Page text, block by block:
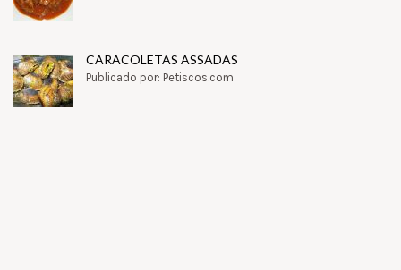
CARACOLETAS ASSADAS
Publicado por: Petiscos.com